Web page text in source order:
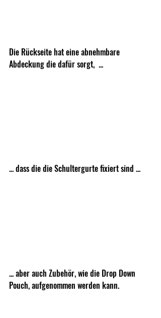
Die Rückseite hat eine abnehmbare
Abdeckung die dafür sorgt,  ...
... dass die die Schultergurte fixiert sind ...
... aber auch Zubehör, wie die Drop Down
Pouch, aufgenommen werden kann.